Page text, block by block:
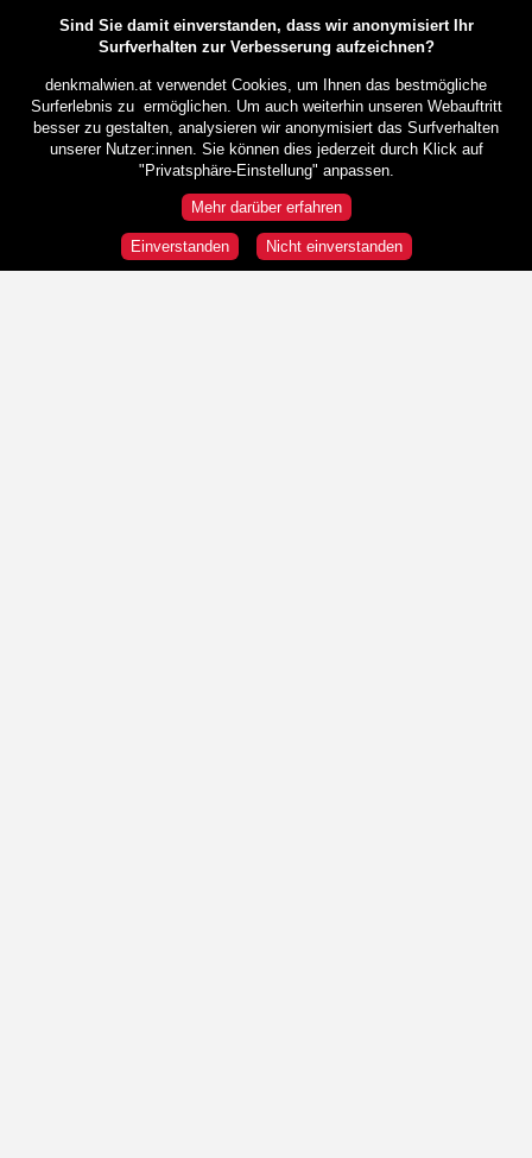
Sind Sie damit einverstanden, dass wir anonymisiert Ihr
Surfverhalten zur Verbesserung aufzeichnen?
denkmalwien.at verwendet Cookies, um Ihnen das bestmögliche
Surferlebnis zu ermöglichen. Um auch weiterhin unseren Webauftritt
besser zu gestalten, analysieren wir anonymisiert das Surfverhalten
unserer Nutzer:innen. Sie können dies jederzeit durch Klick auf
"Privatsphäre-Einstellung" anpassen.
Mehr darüber erfahren
Einverstanden Nicht einverstanden